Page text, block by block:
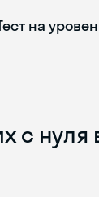
на
с нуля